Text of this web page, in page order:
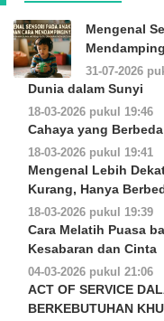
Mengenal
31-07-2026
Dunia dalam Sunyi
18-03-2026 pukul 19:46
Cahaya yang Berbeda
18-03-2026 pukul 19:41
Mengenal Lebih
Kurang, Hanya
18-03-2026 pukul 19:39
Cara Melatih Puasa
Kesabaran dan Cinta
04-03-2026 pukul 21:06
ACT OF SERVICE
BERKEBUTUHAN